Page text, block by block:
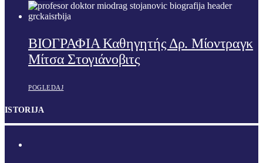
ΒΙΟΓΡΑΦΙΑ Καθηγητής Δρ. Μίοντραγκ
Μίτσα Στογιάνοβιτς
POGLEDAJ
ISTORIJA